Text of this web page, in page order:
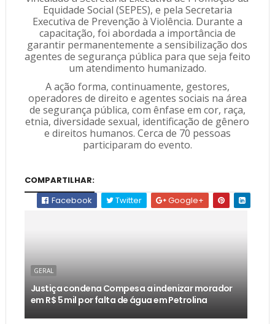
Equidade Social (SEPES), e pela Secretaria
Executiva de Prevenção à Violência. Durante a
capacitação, foi abordada a importância de
garantir permanentemente a sensibilização dos
agentes de segurança pública para que seja feito
um atendimento humanizado.
A ação forma, continuamente, gestores,
operadores de direito e agentes sociais na área
de segurança pública, com ênfase em cor, raça,
etnia, diversidade sexual, identificação de gênero
e direitos humanos. Cerca de 70 pessoas
participaram do evento.
COMPARTILHAR:
Facebook
Twitter Google+
GERAL
Justiça condena Compesa a indenizar morador
em R$ 5 mil por falta de água em Petrolina